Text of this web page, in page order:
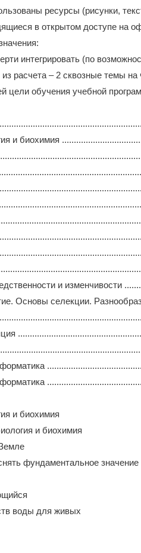
ресурсы (рисунки,
в открытом доступе на
интегрировать (по
расчета – 2 сквозные темы на
цели обучения учебной
и биохимия
и изменчивости
Основы селекции.
и биохимия
и биохимия
фундаментальное
воды для живых